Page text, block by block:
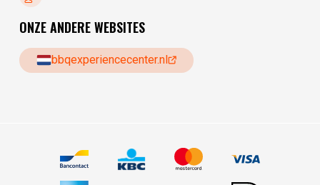
ONZE ANDERE WEBSITES
bbqexperiencecenter.nl